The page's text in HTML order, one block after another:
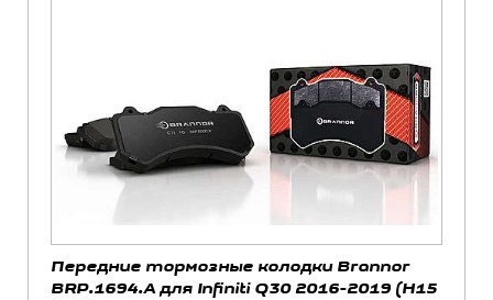
Передние тормозные колодки Brannor
BRP.1694.A для Infiniti Q30 2016-2019 (H15